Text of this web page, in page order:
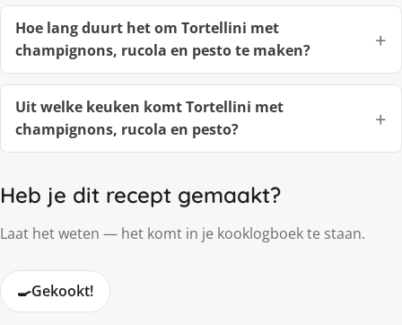
Hoe lang duurt het om Tortellini met
champignons, rucola en pesto te maken?
Uit welke keuken komt Tortellini met
champignons, rucola en pesto?
Heb je dit recept gemaakt?
Laat het weten — het komt in je kooklogboek te staan.
🍳Gekookt!